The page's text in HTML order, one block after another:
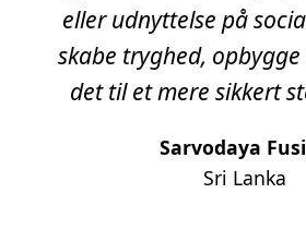
eller udnyttelse på
skabe tryghed,
det til et mere sikkert
Sarvodaya
Sri Lanka